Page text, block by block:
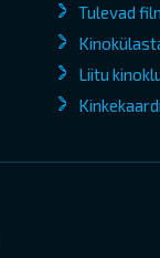
Tulevad
Liitu